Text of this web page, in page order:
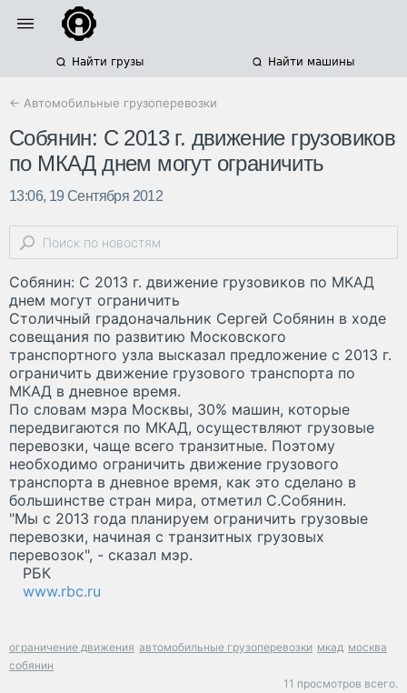
Найти грузы Найти машины
← Автомобильные грузоперевозки
Собянин: С 2013 г. движение грузовиков
по МКАД днем могут ограничить
13:06, 19 Сентября 2012
Собянин: С 2013 г. движение грузовиков по МКАД
днем могут ограничить
Столичный градоначальник Сергей Собянин в ходе
совещания по развитию Московского
транспортного узла высказал предложение с 2013 г.
ограничить движение грузового транспорта по
МКАД в дневное время.
По словам мэра Москвы, 30% машин, которые
передвигаются по МКАД, осуществляют грузовые
перевозки, чаще всего транзитные. Поэтому
необходимо ограничить движение грузового
транспорта в дневное время, как это сделано в
большинстве стран мира, отметил С.Собянин.
"Мы с 2013 года планируем ограничить грузовые
перевозки, начиная с транзитных грузовых
перевозок", - сказал мэр.
РБК
www.rbc.ru
ограничение движения автомобильные грузоперевозки мкад москва
собянин
11 просмотров всего.